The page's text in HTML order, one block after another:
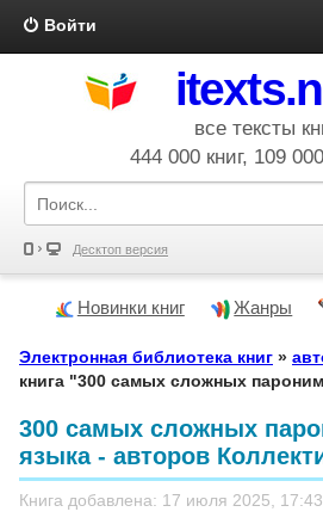
Войти
все тексты
444 000 книг, 109
Десктоп версия
Новинки книг Жанры
Электронная библиотека книг »
книга "300 самых сложных
300 самых сложных
языка - авторов
Книга добавлена: 17 июля 2025, 17:43